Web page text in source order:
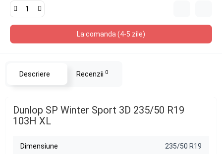
La comanda (4-5 zile)
Descriere Recenzii 0
Dunlop SP Winter Sport 3D 235/50 R19
103H XL
Dimensiune 235/50 R19